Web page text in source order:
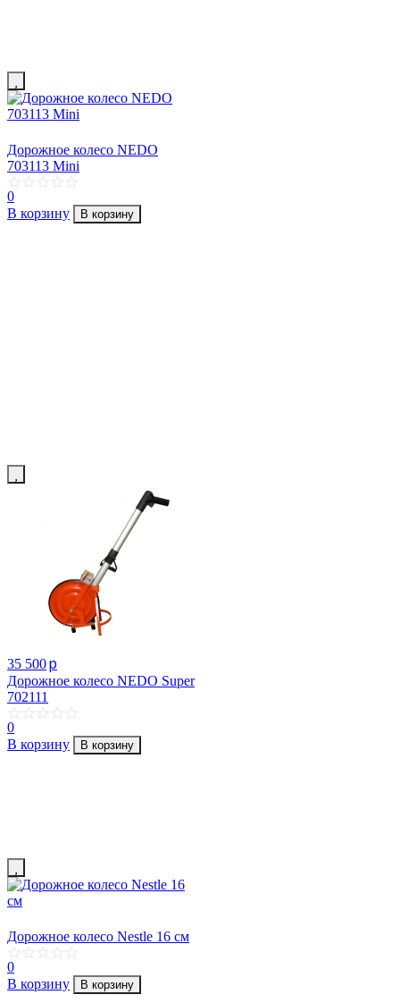
Дорожное колесо NEDO
703113 Mini
0
В корзину
В корзину
35 500p
Дорожное колесо NEDO Super
702111
0
В корзину
В корзину
Дорожное колесо Nestle 16 см
0
В корзину
В корзину